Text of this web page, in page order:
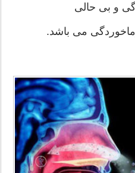
و بی حالی
می باشد.